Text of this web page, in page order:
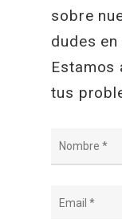
sobre
dudes
Estamos
tus